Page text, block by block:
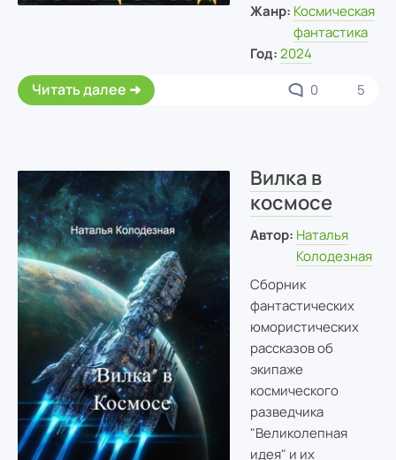
Жанр: Космическая
фантастика
Год: 2024
Читать далее 0 5
Вилка в
космосе
Автор: Наталья
Колодезная
Сборник
фантастических
юмористических
рассказов об
экипаже
космического
разведчика
"Великолепная
идея" и их